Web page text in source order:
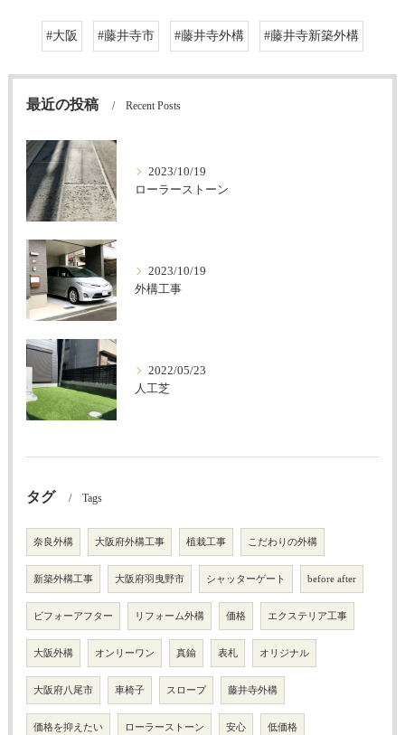
#大阪 #藤井寺市 #藤井寺外構 #藤井寺新築外構
最近の投稿 Recent Posts
2023/10/19
ローラーストーン
2023/10/19
外構工事
2022/05/23
人工芝
タグ Tags
奈良外構 大阪府外構工事 植栽工事 こだわりの外構
新築外構工事 大阪府羽曳野市 シャッターゲート before after
ビフォーアフター リフォーム外構 価格 エクステリア工事
大阪外構 オンリーワン 真鍮 表札 オリジナル
大阪府八尾市 車椅子 スロープ 藤井寺外構
価格を抑えたい ローラーストーン 安心 低価格